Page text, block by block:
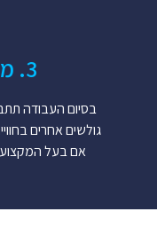
3. מדרגים וקובעים
בסיום העבודה
גולשים אחרים
אם בעל המקצוע